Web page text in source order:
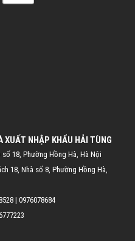
XUẤT NHẬP KHẨU HẢI TÙNG
18, Phường Hồng Hà, Hà Nội
18, Nhà số 8, Phường Hồng Hà,
| 0976078684